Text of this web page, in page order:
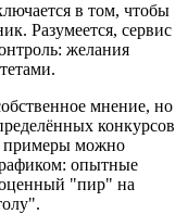
в том, чтобы
Разумеется, сервис
желания
мнение, но
конкурсов
примеры можно
опытные
"пир" на